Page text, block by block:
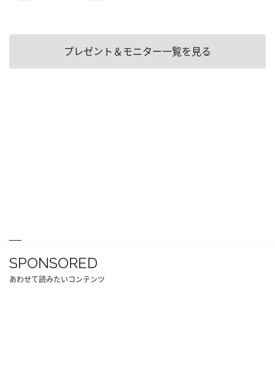
プレゼント＆モニター一覧を見る
SPONSORED
あわせて読みたいコンテンツ